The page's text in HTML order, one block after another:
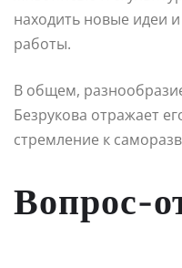
находить новые идеи
работы.
В общем,
Безрукова отражает
стремление к
Вопрос-